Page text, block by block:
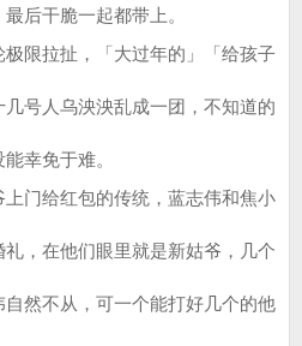
后干脆一起都带上。
限拉扯，「大过年的」「给孩子
号人乌泱泱乱成一团，不知道的
幸免于难。
门给红包的传统，蓝志伟和焦小
，在他们眼里就是新姑爷，几个
然不从，可一个能打好几个的他